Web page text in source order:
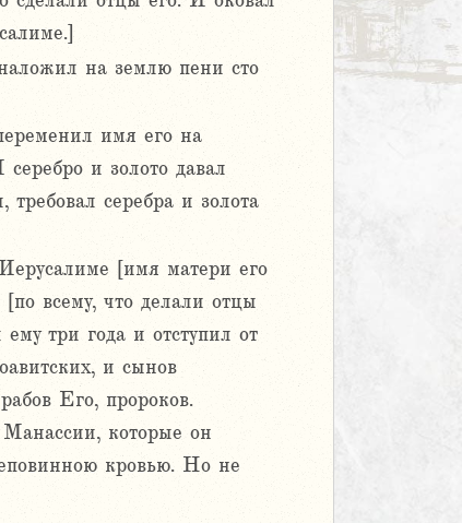
на землю пени сто
имя его на
и золото давал
серебра и золота
[имя матери его
всему, что делали отцы
три года и отступил от
и сынов
Его, пророков.
которые он
кровью. Но не